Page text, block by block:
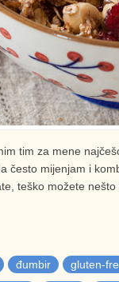
tim za mene
često mijenjam i
teško možete
đumbir gluten-